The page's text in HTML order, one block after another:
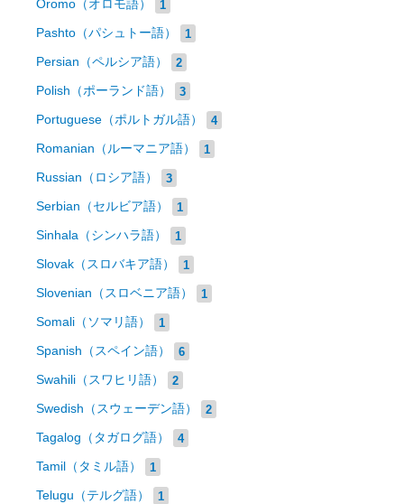
Oromo（オロモ語） 1
Pashto（パシュトー語） 1
Persian（ペルシア語） 2
Polish（ポーランド語） 3
Portuguese（ポルトガル語） 4
Romanian（ルーマニア語） 1
Russian（ロシア語） 3
Serbian（セルビア語） 1
Sinhala（シンハラ語） 1
Slovak（スロバキア語） 1
Slovenian（スロベニア語） 1
Somali（ソマリ語） 1
Spanish（スペイン語） 6
Swahili（スワヒリ語） 2
Swedish（スウェーデン語） 2
Tagalog（タガログ語） 4
Tamil（タミル語） 1
Telugu（テルグ語） 1